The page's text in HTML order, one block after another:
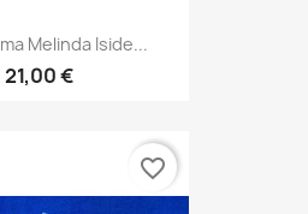
Melinda Iside...
21,00 €
favorite_border